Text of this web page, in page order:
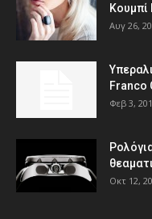
Κουμπί
Αυγ 26,
Franco
Φεβ 3,
Οκτ 12,